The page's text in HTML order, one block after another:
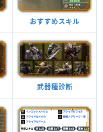
おすすめスキル
武器種診断